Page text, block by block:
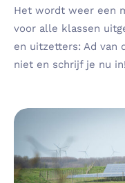
Het wordt weer een
voor alle klassen
en uitzetters: Ad van
niet en schrijf je nu